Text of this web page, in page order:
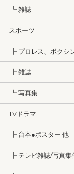
┗ 雑誌
スポーツ
┣ プロレス、ボクシ
┣ 雑誌
┗ 写真集
TVドラマ
┣ 台本●ポスター 他
┣ テレビ雑誌/写真集